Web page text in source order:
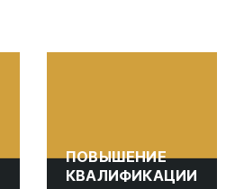
ПОВЫШЕНИЕ
КВАЛИФИКАЦИИ